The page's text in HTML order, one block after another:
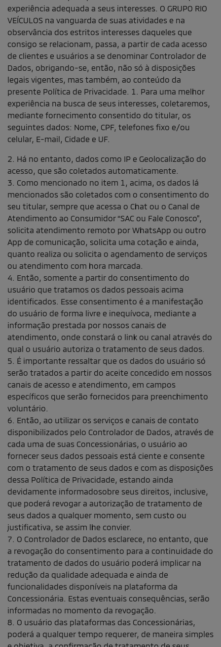
experiência adequada a seus interesses. O GRUPO RIO
VEÍCULOS na vanguarda de suas atividades e na
observância dos estritos interesses daqueles que
consigo se relacionam, passa, a partir de cada acesso
de clientes e usuários a se denominar Controlador de
Dados, obrigando-se, então, não só à disposições
legais vigentes, mas também, ao conteúdo da
presente Política de Privacidade. 1. Para uma melhor
experiência na busca de seus interesses, coletaremos,
mediante fornecimento consentido do titular, os
seguintes dados: Nome, CPF, telefones fixo e/ou
celular, E-mail, Cidade e UF.
2. Há no entanto, dados como IP e Geolocalização do
acesso, que são coletados automaticamente.
3. Como mencionado no item 1, acima, os dados lá
mencionados são coletados com o consentimento do
seu titular, sempre que acessa o Chat ou o Canal de
Atendimento ao Consumidor “SAC ou Fale Conosco”,
solicita atendimento remoto por WhatsApp ou outro
App de comunicação, solicita uma cotação e ainda,
quanto realiza ou solicita o agendamento de serviços
ou atendimento com hora marcada.
4. Então, somente a partir do consentimento do
usuário que tratamos os dados pessoais acima
identificados. Esse consentimento é a manifestação
do usuário de forma livre e inequívoca, mediante a
informação prestada por nossos canais de
atendimento, onde constará o link ou canal através do
qual o usuário autoriza o tratamento de seus dados.
5. É importante ressaltar que os dados do usuário só
serão tratados a partir do aceite concedido em nossos
canais de acesso e atendimento, em campos
específicos que serão fornecidos para preenchimento
voluntário.
6. Então, ao utilizar os serviços e canais de contato
disponibilizados pelo Controlador de Dados, através de
cada uma de suas Concessionárias, o usuário ao
fornecer seus dados pessoais está ciente e consente
com o tratamento de seus dados e com as disposições
dessa Política de Privacidade, estando ainda
devidamente informadosobre seus direitos, inclusive,
que poderá revogar a autorização de tratamento de
seus dados a qualquer momento, sem custo ou
justificativa, se assim lhe convier.
7. O Controlador de Dados esclarece, no entanto, que
a revogação do consentimento para a continuidade do
tratamento de dados do usuário poderá implicar na
redução da qualidade adequada e ainda de
funcionalidades disponíveis na plataforma da
Concessionária. Estas eventuais consequências, serão
informadas no momento da revogação.
8. O usuário das plataformas das Concessionárias,
poderá a qualquer tempo requerer, de maneira simples